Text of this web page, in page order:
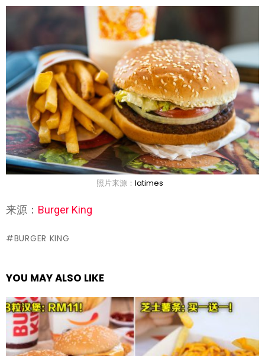
照片来源： latimes
来源： Burger King
BURGER KING
YOU MAY ALSO LIKE